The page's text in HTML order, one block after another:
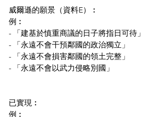
威爾遜的願景（資料E）︰
例︰
- 「建基於慎重商議的日子將指日可待」
- 「永遠不會干預鄰國的政治獨立」
- 「永遠不會損害鄰國的領土完整」
- 「永遠不會以武力侵略別國」
已實現︰
例︰